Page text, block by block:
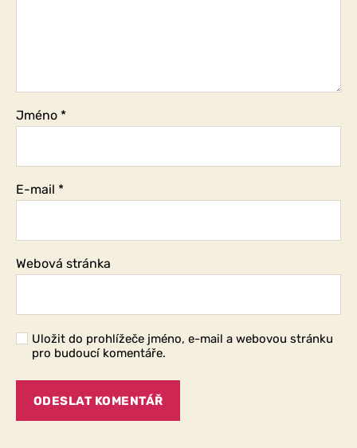
Jméno *
E-mail *
Webová stránka
Uložit do prohlížeče jméno, e-mail a webovou stránku
pro budoucí komentáře.